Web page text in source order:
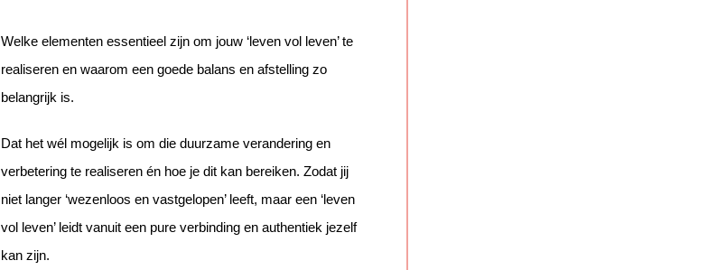
Welke elementen essentieel zijn om jouw ‘leven vol leven’ te
realiseren en waarom een goede balans en afstelling zo
belangrijk is.
Dat het wél mogelijk is om die duurzame verandering en
verbetering te realiseren én hoe je dit kan bereiken. Zodat jij
niet langer ‘wezenloos en vastgelopen’ leeft, maar een ‘leven
vol leven’ leidt vanuit een pure verbinding en authentiek jezelf
kan zijn.